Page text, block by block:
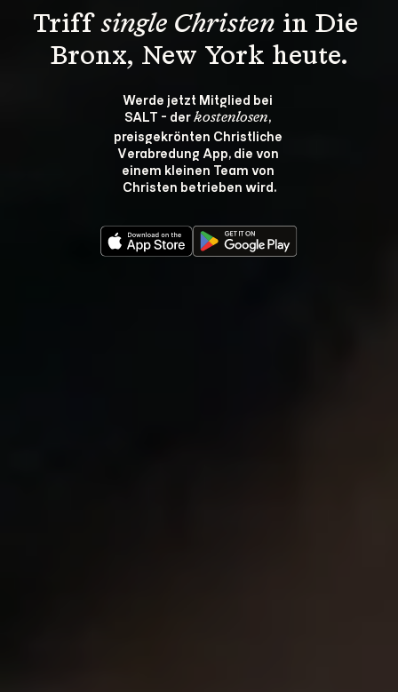
Triff single Christen in Die
Bronx, New York heute.
Werde jetzt Mitglied bei
SALT - der kostenlosen,
preisgekrönten Christliche
Verabredung App, die von
einem kleinen Team von
Christen betrieben wird.